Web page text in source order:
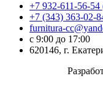
+7 932-611-56-54
+7 (343) 363-02-
furnitura-
с 9:00 до 17:00
620146, г.